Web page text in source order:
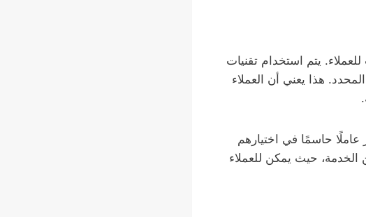
يتم استخدام تقنيات
هذا يعني أن العملاء
عاملًا حاسمًا في اختيارهم
الخدمة، حيث يمكن للعملاء